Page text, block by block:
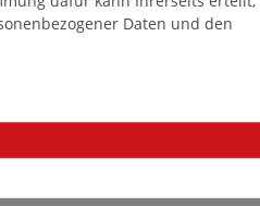
Daten und den